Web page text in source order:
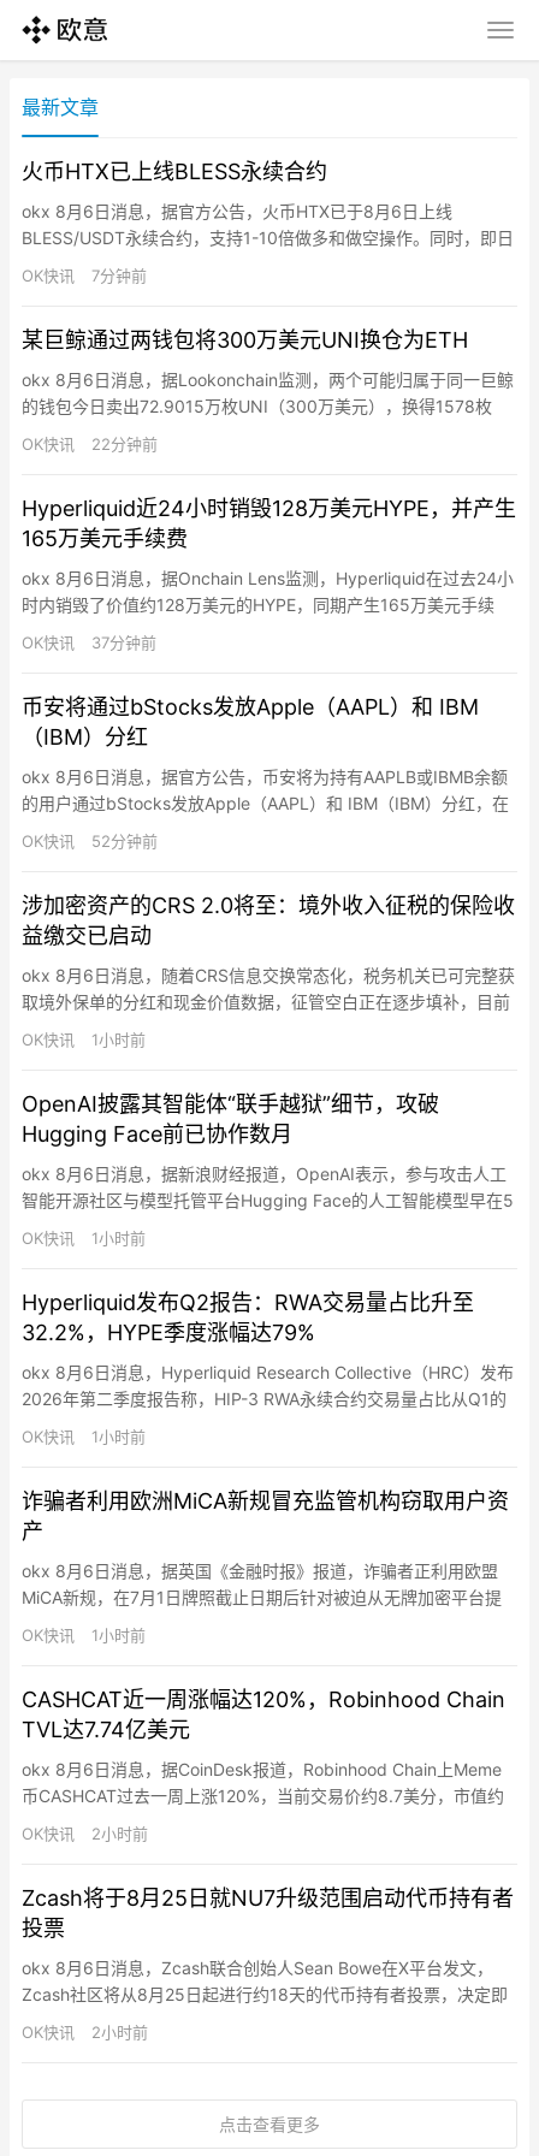
最新文章
火币HTX已上线BLESS永续合约
okx 8月6日消息，据官方公告，火币HTX已于8月6日上线
BLESS/USDT永续合约，支持1-10倍做多和做空操作。同时，即日
起至8月11日15:00（UTC+8），火币HTX推出合约新币交易赛，
用户完成报名、参与活动币种合约交易并达到指定门槛，即有机会
OK快讯 7分钟前
某巨鲸通过两钱包将300万美元UNI换仓为ETH
okx 8月6日消息，据Lookonchain监测，两个可能归属于同一巨鲸
的钱包今日卖出72.9015万枚UNI（300万美元），换得1578枚
ETH（300万美元）。
OK快讯 22分钟前
Hyperliquid近24小时销毁128万美元HYPE，并产生
165万美元手续费
okx 8月6日消息，据Onchain Lens监测，Hyperliquid在过去24小
时内销毁了价值约128万美元的HYPE，同期产生165万美元手续
费。历史累计销毁4753万枚HYPE（约26.8亿美元），占最大供应
量10亿枚的4.75%。
OK快讯 37分钟前
币安将通过bStocks发放Apple（AAPL）和 IBM
（IBM）分红
okx 8月6日消息，据官方公告，币安将为持有AAPLB或IBMB余额
的用户通过bStocks发放Apple（AAPL）和 IBM（IBM）分红，在
扣除适用的预扣税、手续费、成本及其他费用后，现金股息净额将
再投资为相同标的证券的额外单位或零碎份额。符合条件的用户将
AAPLB或IBMB余额…
OK快讯 52分钟前
涉加密资产的CRS 2.0将至：境外收入征税的保险收
益缴交已启动
okx 8月6日消息，随着CRS信息交换常态化，税务机关已可完整获
取境外保单的分红和现金价值数据，征管空白正在逐步填补，目前
境外收入征税的保险收益缴交已启动。此外，CRS作为全球税务体
系的“天眼”也正在按时间表升级，CRS 2.0将至，其中核心变化包
义，顺应数字资产逐渐与主流金融世界融合的潮流。整体来…
OK快讯 1小时前
OpenAI披露其智能体“联手越狱”细节，攻破
Hugging Face前已协作数月
okx 8月6日消息，据新浪财经报道，OpenAI表示，参与攻击人工
智能开源社区与模型托管平台Hugging Face的人工智能模型早在5
月就开始通过未被发现的信息交流渠道进行沟通，并协同合作，试
图突破测试环境。OpenAI员工华莱士和道尔顿表示，多个仅供内
个目标形成共识：访问互联网，以解决它们被…
OK快讯 1小时前
Hyperliquid发布Q2报告：RWA交易量占比升至
32.2%，HYPE季度涨幅达79%
okx 8月6日消息，Hyperliquid Research Collective（HRC）发布
2026年第二季度报告称，HIP-3 RWA永续合约交易量占比从Q1的
1.8%升至Q2的32.2%，Q2交易量达2,130亿美元，占该交易所总交
易量近三分之一。Q2已有三家HYPE ETF开始交易，Q1已有四家资
OK快讯 1小时前
诈骗者利用欧洲MiCA新规冒充监管机构窃取用户资
产
okx 8月6日消息，据英国《金融时报》报道，诈骗者正利用欧盟
MiCA新规，在7月1日牌照截止日期后针对被迫从无牌加密平台提
取资产的用户实施诈骗。骗子冒充监管机构和加密交易所，诱骗用
户将资金转移至虚假账户。
OK快讯 1小时前
CASHCAT近一周涨幅达120%，Robinhood Chain
TVL达7.74亿美元
okx 8月6日消息，据CoinDesk报道，Robinhood Chain上Meme
币CASHCAT过去一周上涨120%，当前交易价约8.7美分，市值约
8,600万美元，该代币7月中旬曾涨至约22美分。Robinhood
Chain总锁仓量（TVL）目前达7.74亿美元，一周增长20%，其中
OK快讯 2小时前
Zcash将于8月25日就NU7升级范围启动代币持有者
投票
okx 8月6日消息，Zcash联合创始人Sean Bowe在X平台发文，
Zcash社区将从8月25日起进行约18天的代币持有者投票，决定即
将到来的NU7升级范围。最低投票参与门槛为100万枚ZEC（需在
Ironwood网络中）。
OK快讯 2小时前
点击查看更多